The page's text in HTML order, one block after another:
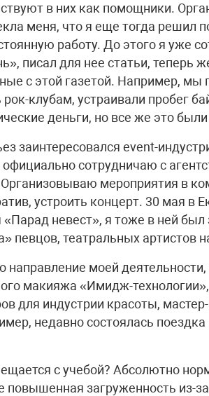
в них как помощники.
меня, что я еще тогда решил
работу. До этого я уже
писал для нее статьи, теперь
с этой газетой. Например, мы
клубам, устраивали пробег
деньги, но все же это
заинтересовался event-
официально сотрудничаю с
мероприятия в
устроить концерт. 30 мая в
«Парад невест», я тоже в ней
певцов, театральных артистов
направление моей
макияжа «Имидж-
для индустрии красоты,
недавно состоялась поездка
с учебой? Абсолютно
загруженность из-